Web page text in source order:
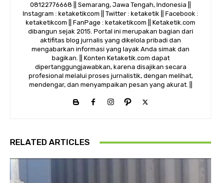
08122776668 || Semarang, Jawa Tengah, Indonesia ||
Instagram : ketaketikcom || Twitter : ketaketik || Facebook :
ketaketikcom || FanPage : ketaketikcom || Ketaketik.com
dibangun sejak 2015. Portal ini merupakan bagian dari
aktifitas blog jurnalis yang dikelola pribadi dan
mengabarkan informasi yang layak Anda simak dan
bagikan. || Konten Ketaketik.com dapat
dipertanggungjawabkan, karena disajikan secara
profesional melalui proses jurnalistik, dengan melihat,
mendengar, dan menyampaikan pesan yang akurat. ||
RELATED ARTICLES